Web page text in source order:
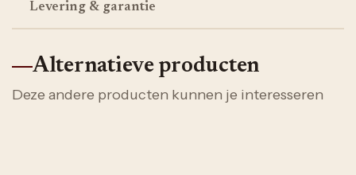
Levering & garantie
Alternatieve producten
Deze andere producten kunnen je interesseren